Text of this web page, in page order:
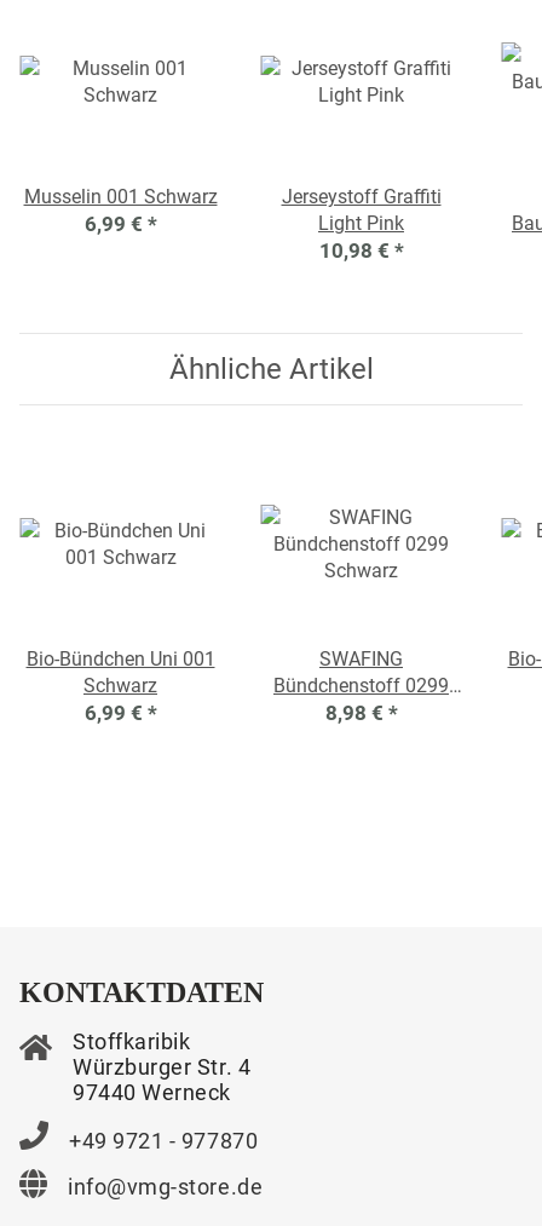
Musselin 001 Schwarz
6,99 € *
Jerseystoff Graffiti
Light Pink
10,98 € *
Ähnliche Artikel
Bio-Bündchen Uni 001
Schwarz
6,99 € *
SWAFING
Bündchenstoff 0299
Schwarz
8,98 € *
KONTAKTDATEN
Stoffkaribik
Würzburger Str. 4
97440 Werneck
+49 9721 - 977870
info@vmg-store.de